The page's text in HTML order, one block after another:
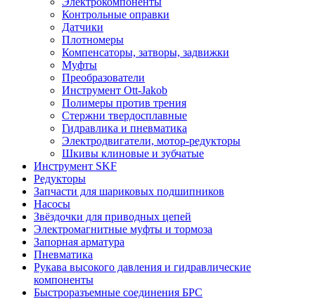
Контрольные оправки
Датчики
Плотномеры
Компенсаторы, затворы, задвижки
Муфты
Преобразователи
Инструмент Ott-Jakob
Полимеры против трения
Стержни твердосплавные
Гидравлика и пневматика
Электродвигатели, мотор-редукторы
Шкивы клиновые и зубчатые
Инструмент SKF
Редукторы
Запчасти для шариковых подшипников
Насосы
Звёздочки для приводных цепей
Электромагнитные муфты и тормоза
Запорная арматура
Пневматика
Рукава высокого давления и гидравлические
компоненты
Быстроразъемные соединения БРС